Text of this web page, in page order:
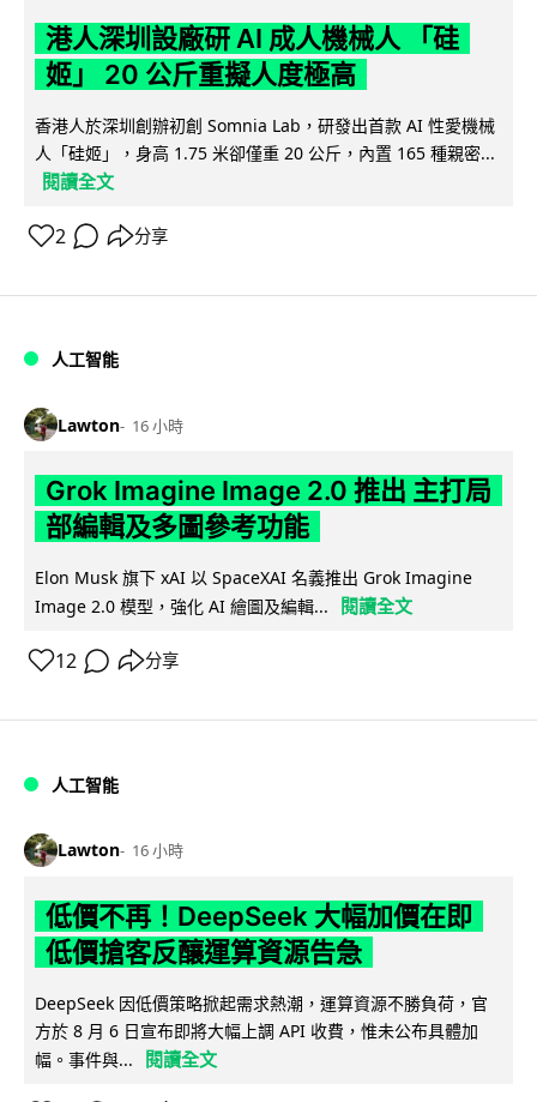
港人深圳設廠研 AI 成人機械人 「硅
姬」 20 公斤重擬人度極高
香港人於深圳創辦初創 Somnia Lab，研發出首款 AI 性愛機械
人「硅姬」，身高 1.75 米卻僅重 20 公斤，內置 165 種親密...
閱讀全文
2 分享
人工智能
Lawton 16 小時
Grok Imagine Image 2.0 推出 主打局
部編輯及多圖參考功能
Elon Musk 旗下 xAI 以 SpaceXAI 名義推出 Grok Imagine
Image 2.0 模型，強化 AI 繪圖及編輯...
閱讀全文
12 分享
人工智能
Lawton 16 小時
低價不再！DeepSeek 大幅加價在即
低價搶客反釀運算資源告急
DeepSeek 因低價策略掀起需求熱潮，運算資源不勝負荷，官
方於 8 月 6 日宣布即將大幅上調 API 收費，惟未公布具體加
幅。事件與...
閱讀全文